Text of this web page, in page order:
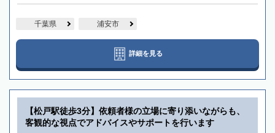
千葉県 浦安市
詳細を見る
【松戸駅徒歩3分】依頼者様の立場に寄り添いながらも、
客観的な視点でアドバイスやサポートを行います